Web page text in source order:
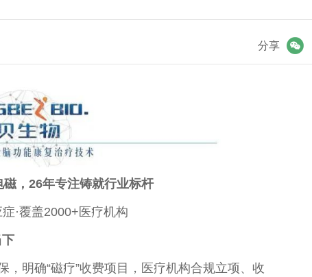
分享
，26年专注铸就行业标杆
·覆盖2000+医疗机构
，明确“磁疗”收费项目，医疗机构合规立项、收